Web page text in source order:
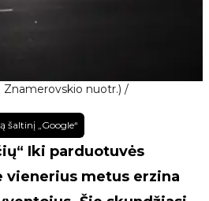
Znamerovskio nuotr.) /
šaltinį „Google“
Iki parduotuvės
vienerius metus erzina